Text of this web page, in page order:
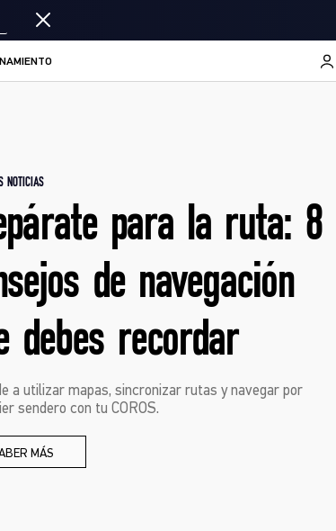
NOTICIAS
para la ruta: 8
de navegación
debes recordar
a utilizar mapas, sincronizar rutas y navegar por
sendero con tu COROS.
MÁS